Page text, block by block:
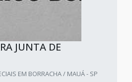
JUNTA DE
EM BORRACHA / MAUÁ - SP